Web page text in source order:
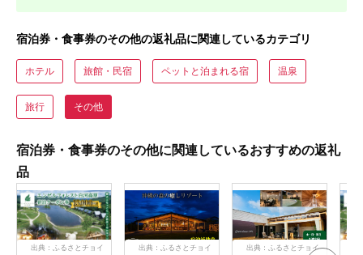
宿泊券・食事券のその他の返礼品に関連しているカテゴリ
ホテル 旅館・民宿 ペットと泊まれる宿 温泉
旅行 その他
宿泊券・食事券のその他に関連しているおすすめの返礼
品
出典：ふるさとチョイ
出典：ふるさとチョイ
出典：ふるさとチョイ